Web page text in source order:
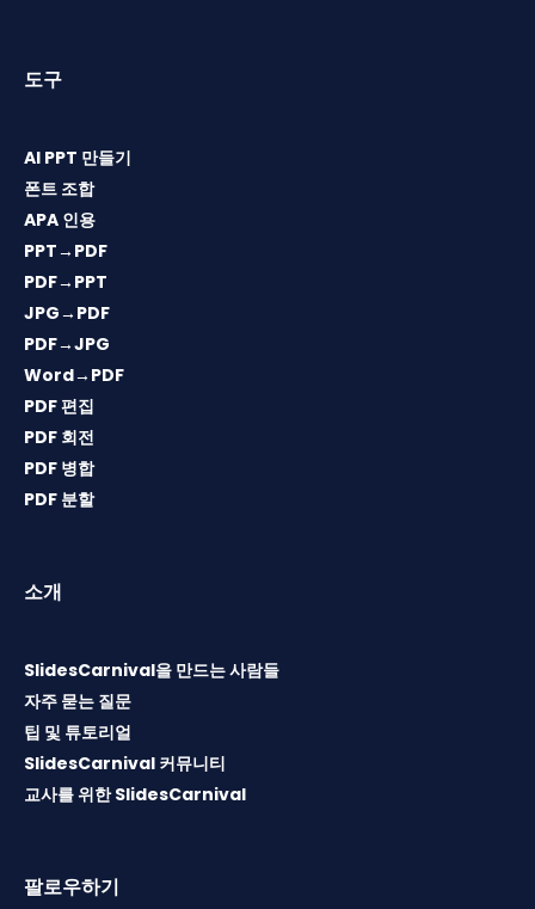
도구
AI PPT 만들기
폰트 조합
APA 인용
PPT→PDF
PDF→PPT
JPG→PDF
PDF→JPG
Word→PDF
PDF 편집
PDF 회전
PDF 병합
PDF 분할
소개
SlidesCarnival을 만드는 사람들
자주 묻는 질문
팁 및 튜토리얼
SlidesCarnival 커뮤니티
교사를 위한 SlidesCarnival
팔로우하기